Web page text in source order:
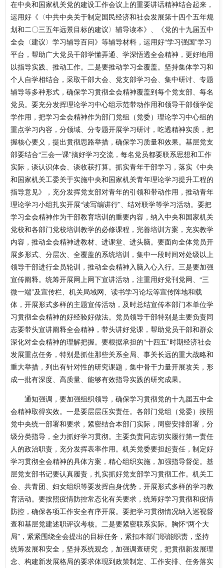
在中央和国家机关党的建设工作会议上的重要讲话精神结合起来，
运用好《〈中共中央关于制定国民经济和社会发展第十四个五年规
划和二〇三五年远景目标的建议〉辅导读本》、《党的十九届五中
全会〈建议〉学习辅导百问》等辅导材料，运用好“学习强国”学习
平台，帮助广大党员干部学懂弄通、学深悟透全会精神，更好地用
以指导实践、推动工作。二是要推动学习全覆盖。坚持集体学习和
个人自学相结合，采取干部大会、党支部学习会、集中研讨、专题
辅导等多种形式，确保学习贯彻全会精神覆盖到每个党支部、每名
党员。要充分发挥理论学习中心组示范带动作用和领导干部领学促
学作用，把学习全会精神作为部门党组（党委）理论学习中心组的
重点学习内容，分领域、分专题开展学习研讨，吃透精神实质，把
握核心要义，提出贯彻思路举措，确保学习质量和效果。基层党支
部要结合“三会一课”搞好学习交流，每名党员都要联系思想和工作
实际，谈认识体会、谈收获打算。抓实青年干部学习，落实《中央
和国家机关工委关于实施中央和国家机关青年理论学习提升工程的
指导意见》，充分发挥党支部对青年的引领和带动作用，推动青年
理论学习小组扎实开展“读写编讲行”、结对联学等学习活动。要把
学习全会精神作为干部教育培训的重要内容，纳入中央和国家机关
党校和各部门党校培训教学的必修课程，完善培训方案，充实教学
内容，推动全会精神进教材、进课堂、进头脑。要面向全体党员开
展多形式、分层次、全覆盖的系统培训，集中一段时间对处级以上
领导干部进行全员轮训，推动全会精神入脑入心入行。三是要加强
宣传阐释。统筹开展网上网下宣讲活动，注重用好党刊党网、“三
微一端”及宣传栏、机关局域网、读书学习论坛等宣传阵地和载
体，开展形式多样的主题宣传活动，及时总结宣传本部门本单位学
习贯彻全会精神的好经验好做法。党员领导干部特别是主要负责同
志要带头宣讲阐释全会精神，带头讲好党课，帮助党员干部和群众
深化对全会精神的理解把握。要根据承担的“十四五”时期经济社会
发展重点任务，特别是抓住那些关系全局、事关长远的重大战略和
重大举措，列出有针对性的研究课题，集中骨干力量开展攻关，形
成一批有深度、高质量、能够有效指导实践的研究成果。
通知强调，要加强组织领导，确保学习贯彻党的十九届五中全
会精神取得实效。一是要层层压实责任。各部门党组（党委）按照
党中央统一部署和要求，紧密结合本部门实际，周密安排部署，分
级分类指导，全力抓好学习贯彻。主要负责同志切实履行第一责任
人的政治职责，充分发挥表率作用。机关党委要担起责任，制定好
学习贯彻全会精神的具体方案，精心组织实施，加强指导督促。基
层党支部书记要认真履责，扎实抓好党支部学习贯彻工作。机关工
会、共青团、妇女组织等要发挥自身优势，开展形式多样的学习教
育活动。要按照疫情防控常态化有关要求，统筹好学习贯彻和疫情
防控，确保各项工作安全有序开展。要把学习贯彻情况纳入巡视督
查和基层党建述职评议考核。二是要紧密联系实际。胸怀“两个大
局”，紧紧围绕全会提出的目标任务，紧扣本部门职能职责，坚持
统筹发展和安全，坚持系统观念，加强调查研究，把贯彻新发展理
念、构建新发展格局的要求体现到政策制定、工作安排、任务落实